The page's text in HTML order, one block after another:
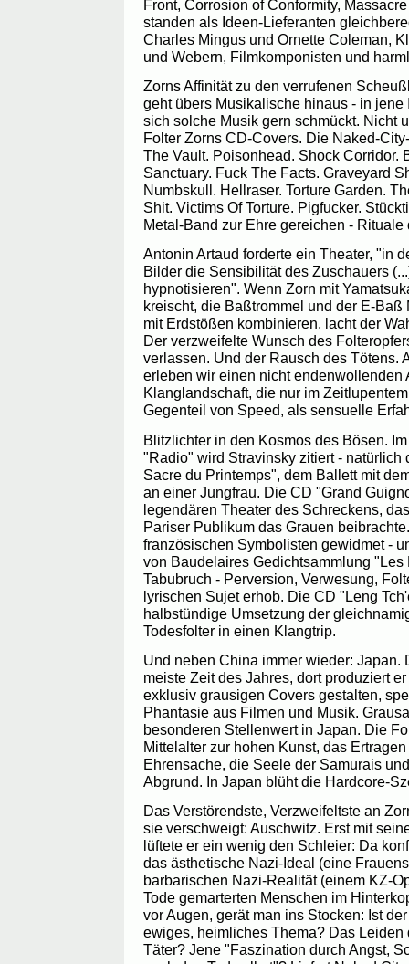
Front, Corrosion of Conformity,
standen als Ideen-Lieferanten
Charles Mingus und Ornette Coleman,
und Webern, Filmkomponisten und
Zorns Affinität zu den verrufenen
geht übers Musikalische hinaus - in
sich solche Musik gern schmückt. Nicht
Folter Zorns CD-Covers. Die Naked-
The Vault. Poisonhead. Shock Corridor.
Sanctuary. Fuck The Facts. Graveyard
Numbskull. Hellraser. Torture Garden.
Shit. Victims Of Torture. Pigfucker.
Metal-Band zur Ehre gereichen - Rituale
Antonin Artaud forderte ein Theater, "in
Bilder die Sensibilität des Zuschauers
hypnotisieren". Wenn Zorn mit
kreischt, die Baßtrommel und der E-
mit Erdstößen kombinieren, lacht der
Der verzweifelte Wunsch des
verlassen. Und der Rausch des Tötens.
erleben wir einen nicht endenwollenden
Klanglandschaft, die nur im
Gegenteil von Speed, als sensuelle
Blitzlichter in den Kosmos des Bösen.
"Radio" wird Stravinsky zitiert - natürlich
Sacre du Printemps", dem Ballett mit
an einer Jungfrau. Die CD "Grand
legendären Theater des Schreckens,
Pariser Publikum das Grauen
französischen Symbolisten gewidmet -
von Baudelaires Gedichtsammlung
Tabubruch - Perversion, Verwesung,
lyrischen Sujet erhob. Die CD "Leng
halbstündige Umsetzung der
Todesfolter in einen Klangtrip.
Und neben China immer wieder: Japan.
meiste Zeit des Jahres, dort produziert
exklusiv grausigen Covers gestalten,
Phantasie aus Filmen und Musik.
besonderen Stellenwert in Japan. Die
Mittelalter zur hohen Kunst, das
Ehrensache, die Seele der Samurais
Abgrund. In Japan blüht die Hardcore-
Das Verstörendste, Verzweifeltste an
sie verschweigt: Auschwitz. Erst mit
lüftete er ein wenig den Schleier: Da
das ästhetische Nazi-Ideal (eine
barbarischen Nazi-Realität (einem KZ-
Tode gemarterten Menschen im
vor Augen, gerät man ins Stocken: Ist
ewiges, heimliches Thema? Das Leiden
Täter? Jene "Faszination durch Angst,